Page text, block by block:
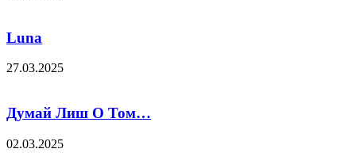
Luna
27.03.2025
Думай Лиш О Том…
02.03.2025